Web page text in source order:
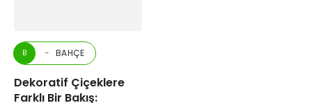
B BAHÇE
Dekoratif Çiçeklere
Farklı Bir Bakış: